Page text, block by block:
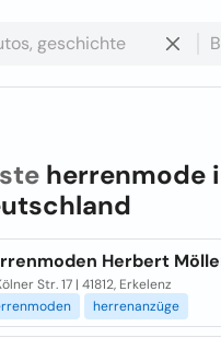
herrenmode
Herbert
Str. 17 | 41812, Erkelenz
herrenanzüge